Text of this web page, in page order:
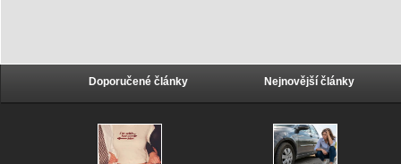
Doporučené články Nejnovější články